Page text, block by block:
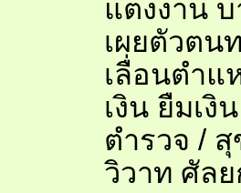
แต่งงาน
เผยตัวตน
เลื่อนตำแ
เงิน ยืมเงิ
ตำรวจ /
วิวาท ศัล